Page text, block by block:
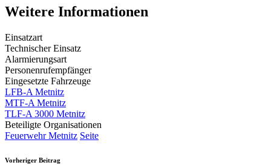
Weitere Informationen
Einsatzart
Technischer Einsatz
Alarmierungsart
Personenrufempfänger
Eingesetzte Fahrzeuge
LFB-A Metnitz
MTF-A Metnitz
TLF-A 3000 Metnitz
Beteiligte Organisationen
Feuerwehr Metnitz Seite
Vorheriger Beitrag